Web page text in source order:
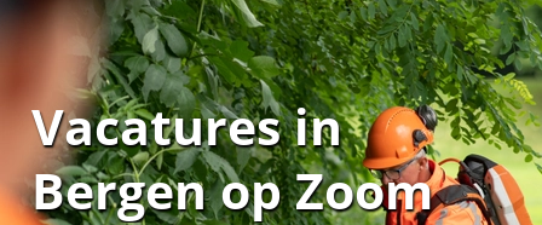
Vacatures in
Bergen op Zoom